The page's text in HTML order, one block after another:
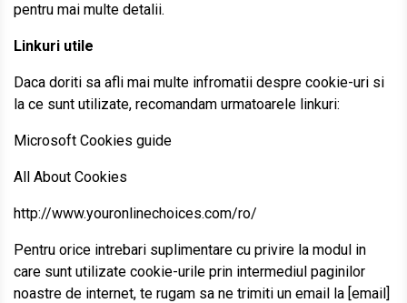
pentru mai multe detalii.
Linkuri utile
Daca doriti sa afli mai multe infromatii despre cookie-uri si
la ce sunt utilizate, recomandam urmatoarele linkuri:
Microsoft Cookies guide
All About Cookies
http://www.youronlinechoices.com/ro/
Pentru orice intrebari suplimentare cu privire la modul in
care sunt utilizate cookie-urile prin intermediul paginilor
noastre de internet, te rugam sa ne trimiti un email la [email]